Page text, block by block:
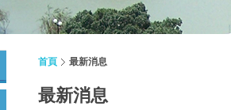
首頁 最新消息
最新消息